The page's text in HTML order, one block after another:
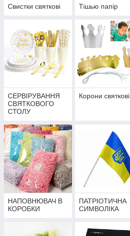
Свистки святкові Тішью папір
СЕРВІРУВАННЯ
СВЯТКОВОГО
СТОЛУ
Корони святкові
НАПОВНЮВАЧ В
КОРОБКИ
ПАТРІОТИЧНА
СИМВОЛІКА